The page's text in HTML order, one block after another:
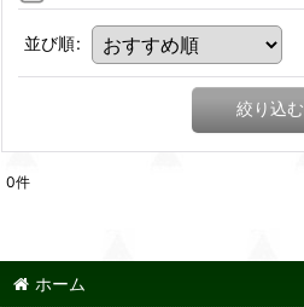
並び順:
絞り込む
0件
ホーム